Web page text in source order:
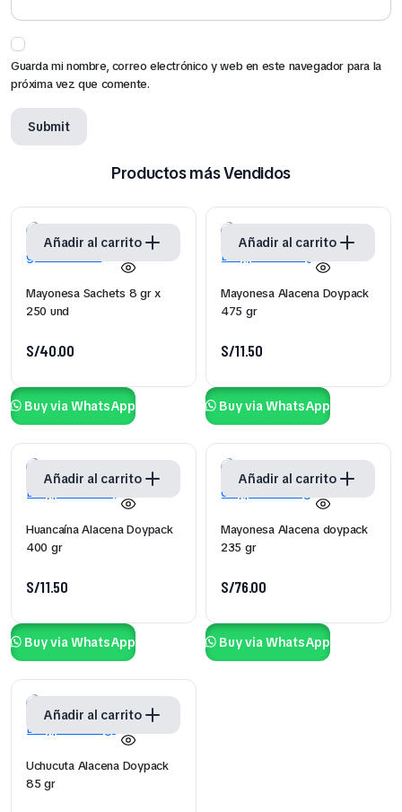
Guarda mi nombre, correo electrónico y web en este navegador para la
próxima vez que comente.
Productos más Vendidos
Add to wishlist
Añadir al carrito
Mayonesa Sachets 8 gr x
250 und
S/40.00
Buy via WhatsApp
Add to wishlist
Añadir al carrito
Mayonesa Alacena Doypack
475 gr
S/11.50
Buy via WhatsApp
Add to wishlist
Añadir al carrito
Huancaína Alacena Doypack
400 gr
S/11.50
Buy via WhatsApp
Add to wishlist
Añadir al carrito
Mayonesa Alacena doypack
235 gr
S/76.00
Buy via WhatsApp
Add to wishlist
Añadir al carrito
Uchucuta Alacena Doypack
85 gr